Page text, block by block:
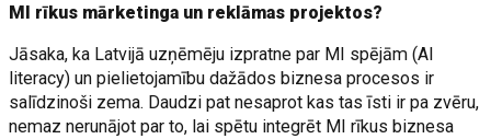
MI rīkus mārketinga un reklāmas projektos?
Jāsaka, ka Latvijā uzņēmēju izpratne par MI spējām (AI
literacy) un pielietojamību dažādos biznesa procesos ir
salīdzinoši zema. Daudzi pat nesaprot kas tas īsti ir pa zvēru,
nemaz nerunājot par to, lai spētu integrēt MI rīkus biznesa